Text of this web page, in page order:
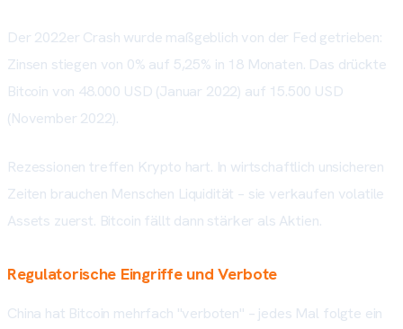
Der 2022er Crash wurde maßgeblich von der Fed getrieben:
Zinsen stiegen von 0% auf 5,25% in 18 Monaten. Das drückte
Bitcoin von 48.000 USD (Januar 2022) auf 15.500 USD
(November 2022).
Rezessionen treffen Krypto hart. In wirtschaftlich unsicheren
Zeiten brauchen Menschen Liquidität – sie verkaufen volatile
Assets zuerst. Bitcoin fällt dann stärker als Aktien.
Regulatorische Eingriffe und Verbote
China hat Bitcoin mehrfach "verboten" – jedes Mal folgte ein